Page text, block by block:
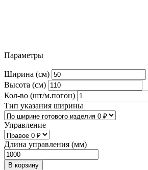
Параметры
Ширина (см)
Высота (см)
Кол-во (шт/м.погон)
Тип указания ширины
Управление
Длина управления (мм)
В корзину